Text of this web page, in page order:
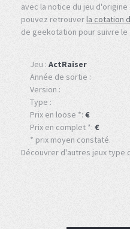
avec la notice du jeu
pouvez retrouverla cotation
de geekotation pour suivre
Jeu : ActRaiser
Année de sortie :
Version :
Type :
Prix en loose *: €
Prix en complet *: €
* prix moyen constaté.
Découvrer d'autres jeux type